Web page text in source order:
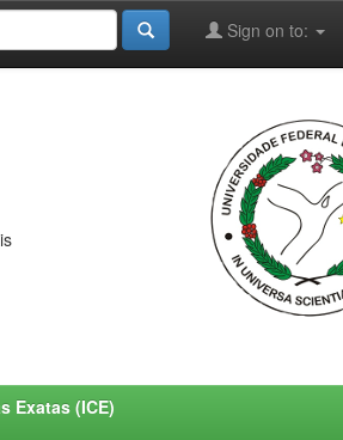
Sign on to:
Exatas (ICE)